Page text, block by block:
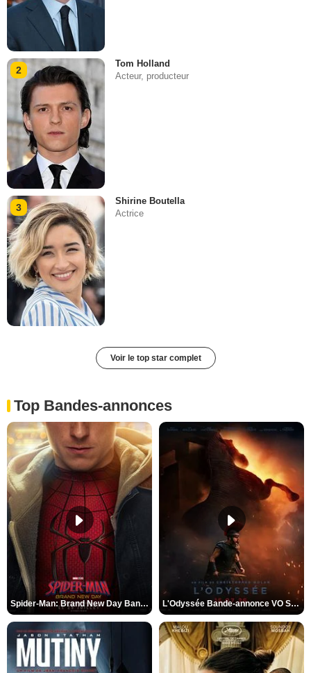
2
Tom Holland
Acteur, producteur
3
Shirine Boutella
Actrice
Voir le top star complet
Top Bandes-annonces
Spider-Man: Brand New Day Bande-annonce VO STFR L'Odyssée Bande-annonce VO STFR